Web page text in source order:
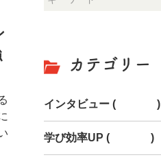
カテゴリー
インタビュー (154)
学び効率UP (268)